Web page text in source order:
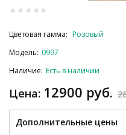
Цветовая гамма: Розовый
Модель: 0997
Наличие: Есть в наличии
Цена: 12900 руб.
Дополнительные цены